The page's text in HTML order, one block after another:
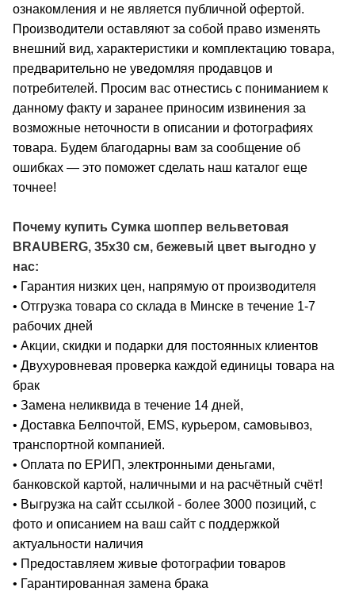
ознакомления и не является публичной офертой.
Производители оставляют за собой право изменять
внешний вид, характеристики и комплектацию товара,
предварительно не уведомляя продавцов и
потребителей. Просим вас отнестись с пониманием к
данному факту и заранее приносим извинения за
возможные неточности в описании и фотографиях
товара. Будем благодарны вам за сообщение об
ошибках — это поможет сделать наш каталог еще
точнее!
Почему купить Сумка шоппер вельветовая
BRAUBERG, 35х30 см, бежевый цвет выгодно у
нас:
• Гарантия низких цен, напрямую от производителя
• Отгрузка товара со склада в Минске в течение 1-7
рабочих дней
• Акции, скидки и подарки для постоянных клиентов
• Двухуровневая проверка каждой единицы товара на
брак
• Замена неликвида в течение 14 дней,
• Доставка Белпочтой, EMS, курьером, самовывоз,
транспортной компанией.
• Оплата по ЕРИП, электронными деньгами,
банковской картой, наличными и на расчётный счёт!
• Выгрузка на сайт ссылкой - более 3000 позиций, с
фото и описанием на ваш сайт с поддержкой
актуальности наличия
• Предоставляем живые фотографии товаров
• Гарантированная замена брака